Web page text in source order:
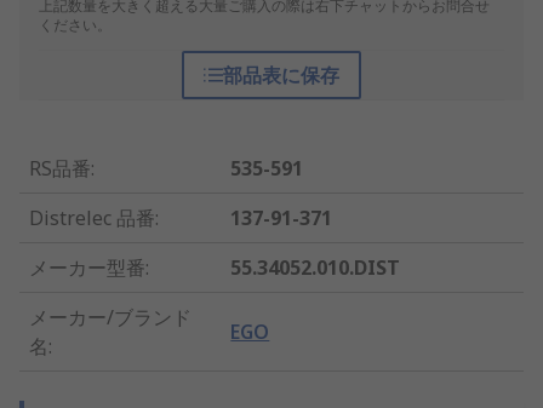
上記数量を大きく超える大量ご購入の際は右下チャットからお問合せ
ください。
部品表に保存
RS品番:
535-591
Distrelec 品番:
137-91-371
メーカー型番:
55.34052.010.DIST
メーカー/ブランド
名:
EGO